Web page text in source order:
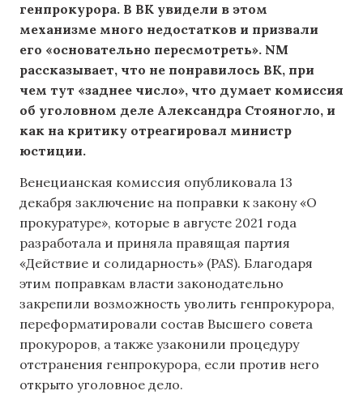
генпрокурора. В ВК увидели в этом
механизме много недостатков и призвали
его «основательно пересмотреть». NM
рассказывает, что не понравилось ВК, при
чем тут «заднее число», что думает комиссия
об уголовном деле Александра Стояногло, и
как на критику отреагировал министр
юстиции.
Венецианская комиссия опубликовала 13
декабря заключение на поправки к закону «О
прокуратуре», которые в августе 2021 года
разработала и приняла правящая партия
«Действие и солидарность» (PAS). Благодаря
этим поправкам власти законодательно
закрепили возможность уволить генпрокурора,
переформатировали состав Высшего совета
прокуроров, а также узаконили процедуру
отстранения генпрокурора, если против него
открыто уголовное дело.